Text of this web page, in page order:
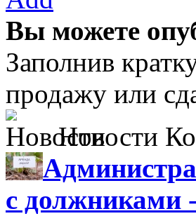
Вы можете
Заполнив
продажу или
Новости
с должниками